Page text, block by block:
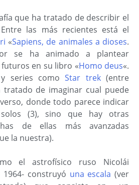
que ha tratado de describir el
las más recientes está el
«Sapiens, de animales a dioses.
se ha animado a plantear
en su libro «Homo deus«.
series comoStar trek(entre
tratado de imaginar cual puede
donde todo parece indicar
(3), sino que hay otras
de ellas más avanzadas
la nuestra).
el astrofísico ruso Nicolái
construyó una escala (ver